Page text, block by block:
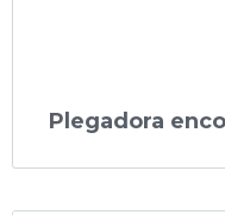
Plegadora